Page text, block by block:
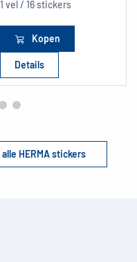
1 vel / 16 stickers
Kopen
Details
HERMA stickers